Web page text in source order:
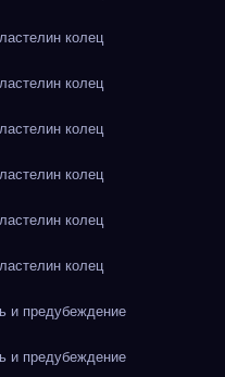
колец
колец
колец
колец
колец
колец
и предубеждение
и предубеждение